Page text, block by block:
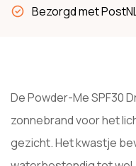
Bezorgd met
De Powder-Me SPF30
zonnebrand voor het
gezicht. Het kwastje